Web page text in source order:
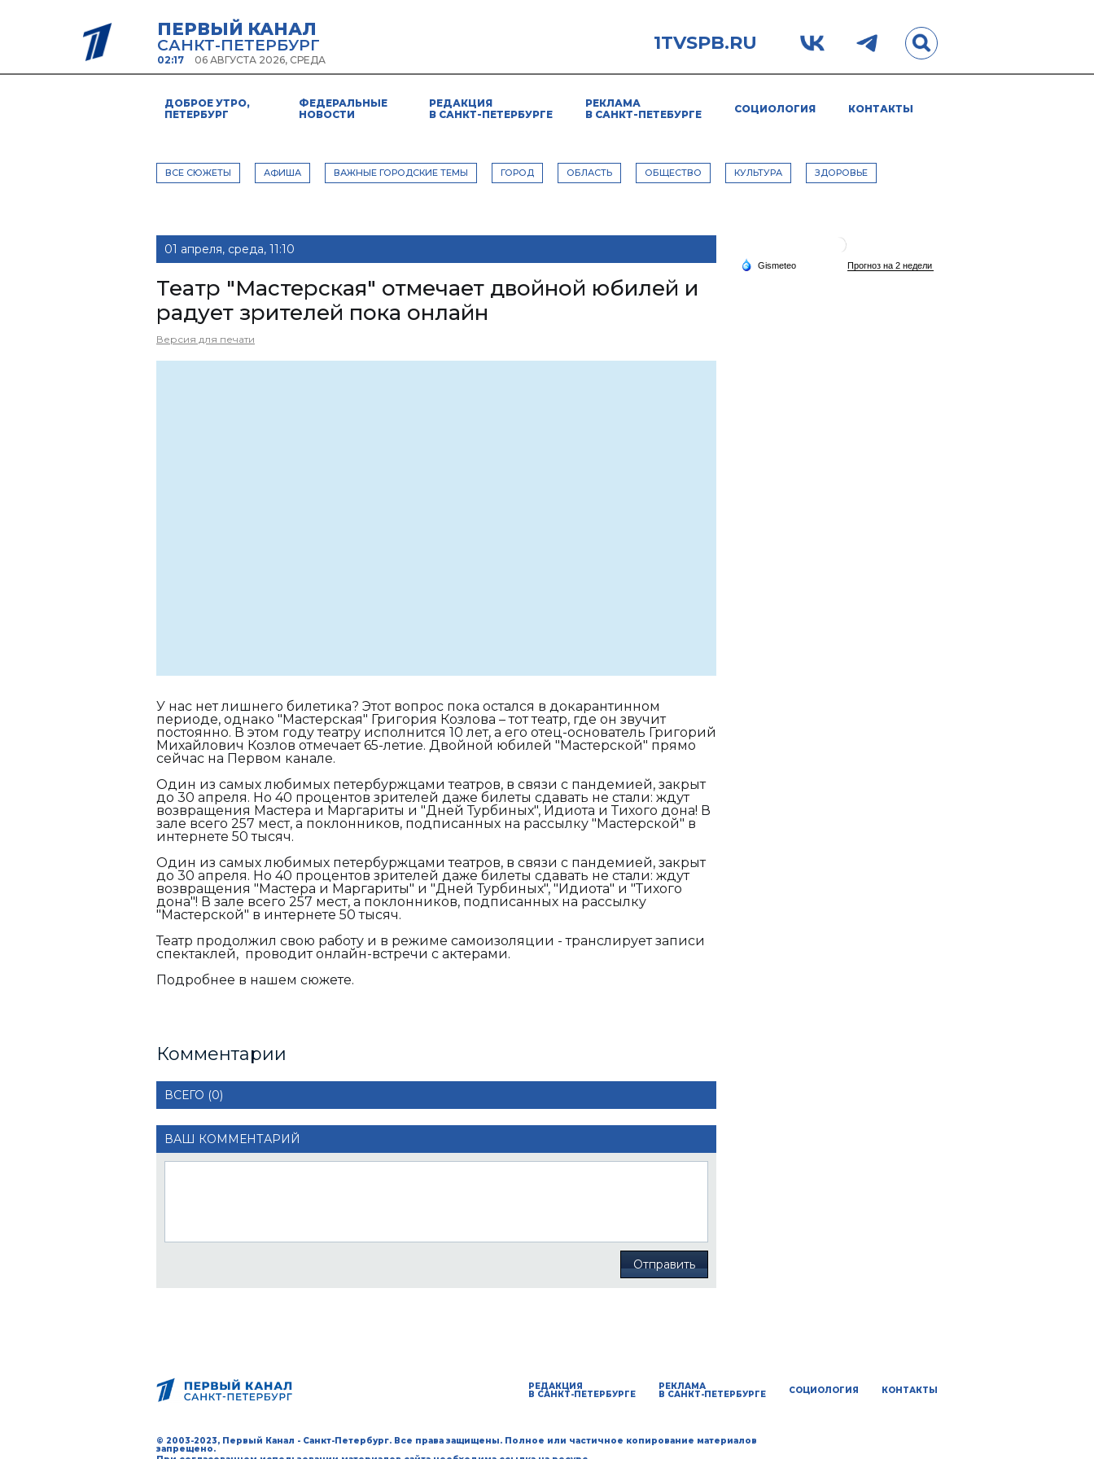
ПЕРВЫЙ КАНАЛ
САНКТ-ПЕТЕРБУРГ
02:17 06 АВГУСТА 2026, СРЕДА
1TVSPB.RU
ДОБРОЕ УТРО,
ПЕТЕРБУРГ
ФЕДЕРАЛЬНЫЕ
НОВОСТИ
РЕДАКЦИЯ
В САНКТ-ПЕТЕРБУРГЕ
РЕКЛАМА
В САНКТ-ПЕТЕБУРГЕ
СОЦИОЛОГИЯ КОНТАКТЫ
ВСЕ СЮЖЕТЫ АФИША ВАЖНЫЕ ГОРОДСКИЕ ТЕМЫ ГОРОД ОБЛАСТЬ ОБЩЕСТВО КУЛЬТУРА ЗДОРОВЬЕ
01 апреля, среда, 11:10
Театр "Мастерская" отмечает двойной юбилей и
радует зрителей пока онлайн
Версия для печати
У нас нет лишнего билетика? Этот вопрос пока остался в докарантинном
периоде, однако "Мастерская" Григория Козлова – тот театр, где он звучит
постоянно. В этом году театру исполнится 10 лет, а его отец-основатель Григорий
Михайлович Козлов отмечает 65-летие. Двойной юбилей "Мастерской" прямо
сейчас на Первом канале.
Один из самых любимых петербуржцами театров, в связи с пандемией, закрыт
до 30 апреля. Но 40 процентов зрителей даже билеты сдавать не стали: ждут
возвращения Мастера и Маргариты и "Дней Турбиных", Идиота и Тихого дона! В
зале всего 257 мест, а поклонников, подписанных на рассылку "Мастерской" в
интернете 50 тысяч.
Один из самых любимых петербуржцами театров, в связи с пандемией, закрыт
до 30 апреля. Но 40 процентов зрителей даже билеты сдавать не стали: ждут
возвращения "Мастера и Маргариты" и "Дней Турбиных", "Идиота" и "Тихого
дона"! В зале всего 257 мест, а поклонников, подписанных на рассылку
"Мастерской" в интернете 50 тысяч.
Театр продолжил свою работу и в режиме самоизоляции - транслирует записи
спектаклей, проводит онлайн-встречи с актерами.
Подробнее в нашем сюжете.
Комментарии
ВСЕГО (0)
ВАШ КОММЕНТАРИЙ
Отправить
РЕДАКЦИЯ
В САНКТ-ПЕТЕРБУРГЕ
РЕКЛАМА
В САНКТ-ПЕТЕРБУРГЕ СОЦИОЛОГИЯ КОНТАКТЫ
© 2003-2023, Первый Канал - Санкт-Петербург. Все права защищены. Полное или частичное копирование материалов
запрещено.